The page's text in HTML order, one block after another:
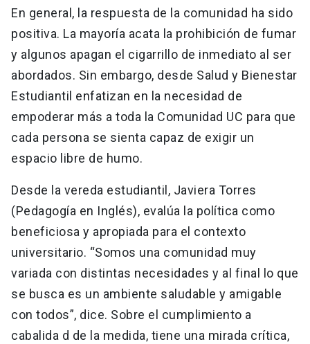
En general, la respuesta de la comunidad ha sido
positiva. La mayoría acata la prohibición de fumar
y algunos apagan el cigarrillo de inmediato al ser
abordados. Sin embargo, desde Salud y Bienestar
Estudiantil enfatizan en la necesidad de
empoderar más a toda la Comunidad UC para que
cada persona se sienta capaz de exigir un
espacio libre de humo.
Desde la vereda estudiantil, Javiera Torres
(Pedagogía en Inglés), evalúa la política como
beneficiosa y apropiada para el contexto
universitario. “Somos una comunidad muy
variada con distintas necesidades y al final lo que
se busca es un ambiente saludable y amigable
con todos”, dice. Sobre el cumplimiento a
cabalida d de la medida, tiene una mirada crítica,